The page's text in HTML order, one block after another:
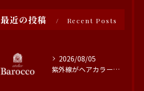
最近の投稿 Recent Posts
2026/08/05
紫外線がヘアカラーに与える影響と対策